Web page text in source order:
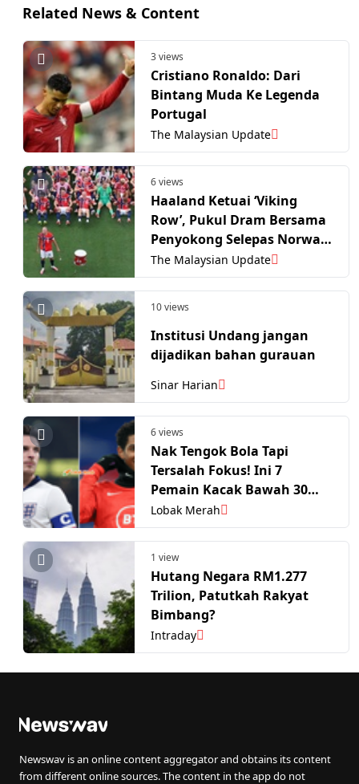
Related News & Content
3 views
Cristiano Ronaldo: Dari
Bintang Muda Ke Legenda
Portugal
The Malaysian Update
6 views
Haaland Ketuai ‘Viking
Row’, Pukul Dram Bersama
Penyokong Selepas Norway
Tewaskan Brazil
The Malaysian Update
10 views
Institusi Undang jangan
dijadikan bahan gurauan
Sinar Harian
6 views
Nak Tengok Bola Tapi
Tersalah Fokus! Ini 7
Pemain Kacak Bawah 30
Tahun Yang Beraksi Di FIFA
World Cup 2026!
Lobak Merah
1 view
Hutang Negara RM1.277
Trilion, Patutkah Rakyat
Bimbang?
Intraday
Newswav is an online content aggregator and obtains its content
from different online sources. The content in the app do not